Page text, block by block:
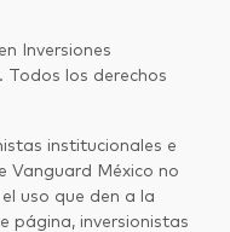
Inversiones
Todos los derechos
institucionales e
Vanguard México no
uso que den a la
página, inversionistas